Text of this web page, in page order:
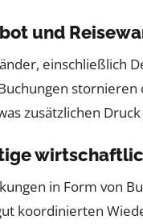
und
einschließlich
zusätzlichen
in Form von
koordinierten